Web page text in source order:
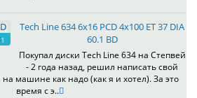
Tech Line 634 6x16 PCD 4x100 ET 37 DIA
60.1 BD
Покупал диски Tech Line 634 на Степвей
- 2 года назад, решил написать свой
машине как надо (как я и хотел). За это
время с э..